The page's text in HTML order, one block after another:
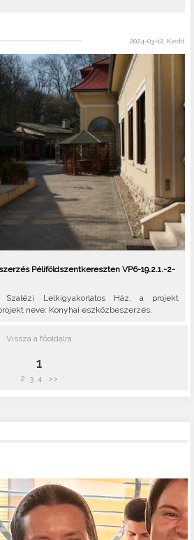
2024-03-12, Kedd
Péliföldszentkereszten VP6-19.2.1.-2-
Szalézi Lelkigyakorlatos Ház, a projekt
neve: Konyhai eszközbeszerzés.
Vissza a főoldalra
1
2 3 4 >>